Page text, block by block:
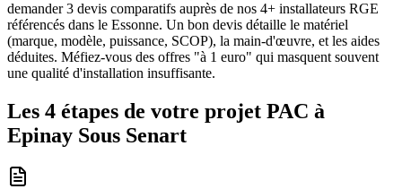
demander 3 devis comparatifs auprès de nos 4+ installateurs RGE
référencés dans le Essonne. Un bon devis détaille le matériel
(marque, modèle, puissance, SCOP), la main-d'œuvre, et les aides
déduites. Méfiez-vous des offres "à 1 euro" qui masquent souvent
une qualité d'installation insuffisante.
Les 4 étapes de votre projet PAC à
Epinay Sous Senart